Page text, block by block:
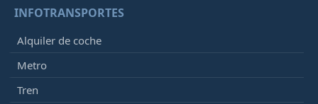
INFOTRANSPORTES
Alquiler de coche
Metro
Tren